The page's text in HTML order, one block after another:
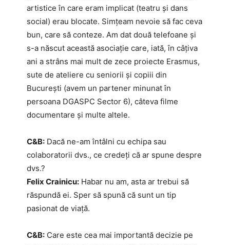
artistice în care eram implicat (teatru și dans
social) erau blocate. Simțeam nevoie să fac ceva
bun, care să conteze. Am dat două telefoane și
s-a născut această asociație care, iată, în câțiva
ani a strâns mai mult de zece proiecte Erasmus,
sute de ateliere cu seniorii și copiii din
București (avem un partener minunat în
persoana DGASPC Sector 6), câteva filme
documentare și multe altele.
C&B: Dacă ne-am întâlni cu echipa sau
colaboratorii dvs., ce credeți că ar spune despre
dvs.?
Felix Crainicu: Habar nu am, asta ar trebui să
răspundă ei. Sper să spună că sunt un tip
pasionat de viață.
C&B: Care este cea mai importantă decizie pe